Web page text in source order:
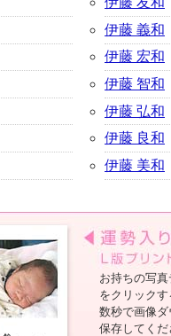
伊藤 義和
伊藤 宏和
伊藤 智和
伊藤 弘和
伊藤 良和
伊藤 美和
お持ちの写
をクリックす
数秒で画像ダ
保存してく